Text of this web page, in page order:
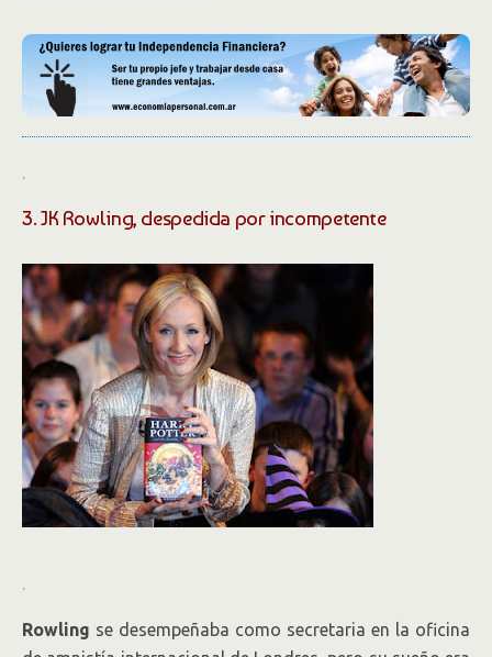
.
3. JK Rowling, despedida por incompetente
.
Rowling se desempeñaba como secretaria en la oficina